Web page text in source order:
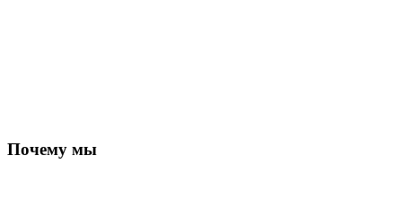
Почему мы